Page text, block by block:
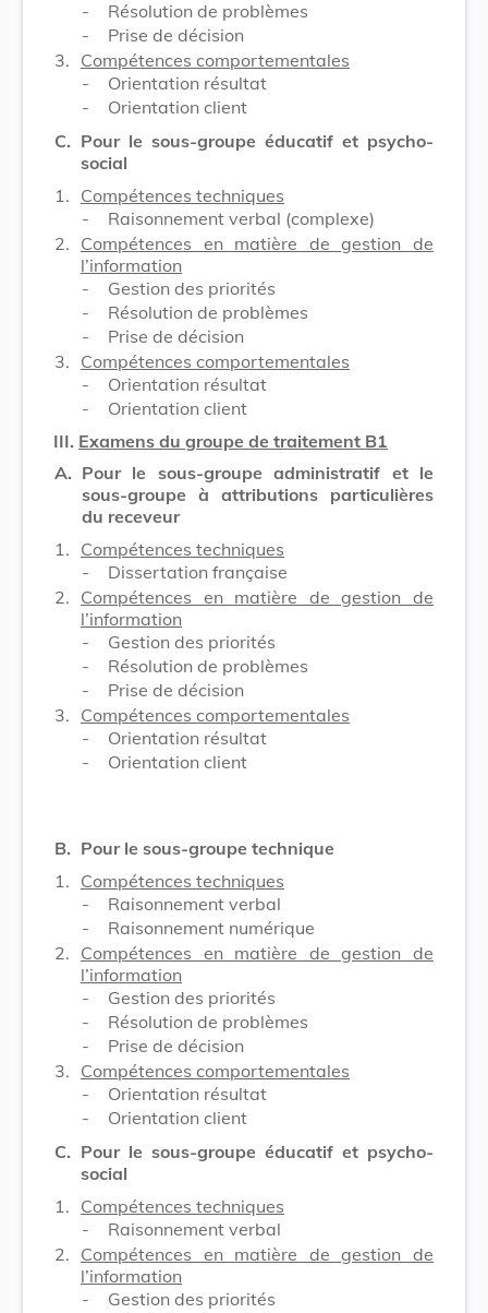
-
Résolution de problèmes
-
Prise de décision
3. Compétences comportementales
-
Orientation résultat
-
Orientation client
C. Pour le sous-groupe éducatif et psycho-
social
1. Compétences techniques
-
Raisonnement verbal (complexe)
2. Compétences en matière de gestion de
l’information
-
Gestion des priorités
-
Résolution de problèmes
-
Prise de décision
3. Compétences comportementales
-
Orientation résultat
-
Orientation client
III. Examens du groupe de traitement B1
A. Pour le sous-groupe administratif et le
sous-groupe à attributions particulières
du receveur
1. Compétences techniques
-
Dissertation française
2. Compétences en matière de gestion de
l’information
-
Gestion des priorités
-
Résolution de problèmes
-
Prise de décision
3. Compétences comportementales
-
Orientation résultat
-
Orientation client
B. Pour le sous-groupe technique
1. Compétences techniques
-
Raisonnement verbal
-
Raisonnement numérique
2. Compétences en matière de gestion de
l’information
-
Gestion des priorités
-
Résolution de problèmes
-
Prise de décision
3. Compétences comportementales
-
Orientation résultat
-
Orientation client
C. Pour le sous-groupe éducatif et psycho-
social
1. Compétences techniques
-
Raisonnement verbal
2. Compétences en matière de gestion de
l’information
-
Gestion des priorités